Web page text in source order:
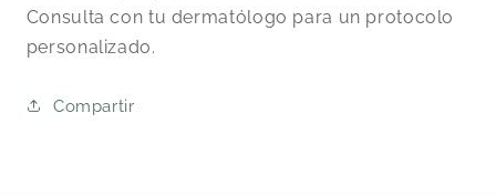
Consulta con tu dermatólogo para un protocolo
personalizado.
Compartir